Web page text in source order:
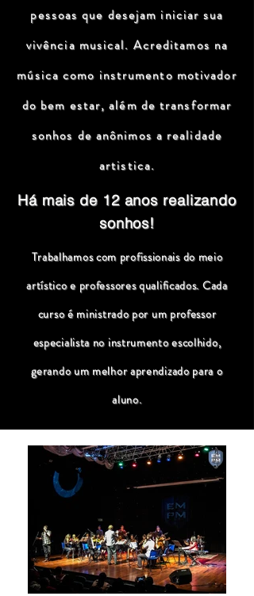
pessoas que desejam iniciar sua
vivência musical. Acreditamos na
música como instrumento motivador
do bem estar, além de transformar
sonhos de anônimos a realidade
artistica.
Há mais de 12 anos realizando
sonhos!
Trabalhamos com profissionais do meio
artístico e professores qualificados. Cada
curso é ministrado por um professor
especialista no instrumento escolhido,
gerando um melhor aprendizado para o
aluno.